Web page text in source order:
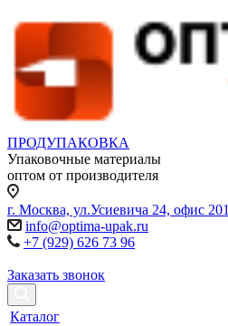
ПРОДУПАКОВКА
Упаковочные материалы
оптом от производителя
г. Москва, ул.Усиевича 24, офис 201
info@optima-upak.ru
+7 (929) 626 73 96
Заказать звонок
Каталог